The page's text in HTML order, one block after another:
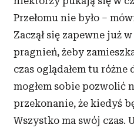
Partnerzy mogą połączyć te
otrzymanymi od Ciebie lub
korzystania z ich usług.
Przełomu nie było –
Zaczął się zapewne już w
pragnień, żeby
czas oglądałem tu
mogłem sobie pozwolić
przekonanie, że kiedyś
Wszystko ma swój czas.